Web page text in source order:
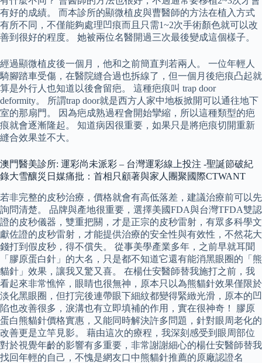
有好的成績。 而本診所的顯微植皮與曹醫師的方法在植入方式
有所不同，不僅能夠處理凹痕而且只需1~2次手術顏色就可以改
善到很好的程度。 她被兩位名醫開過三次最後變成這個樣子。
經過顯微植皮後一個月，他和之前簡直判若兩人。 一位年輕人
騎腳踏車受傷，在醫院縫合過也拆線了，但一個月後疤痕凸起就
算是外行人也知道以後會留疤。 這種疤痕叫 trap door
deformity。 所謂trap door就是西方人家中地板掀開可以通往地下
室的那扇門。 因為疤成熟過程會開始攣縮，所以這種類型的疤
痕就會逐漸隆起。 知道病因很重要，如果只是將疤痕切開重新
縫合效果並不大。
澳門醫美診所: 運彩尚未派彩 – 台灣運彩線上投注 -聖誕節破紀
錄大雪釀災日媒痛批：首相只顧著與家人團聚國際CTWANT
若非完整的皮秒治療，價格就會有高低落差，建議治療前可以先
詢問清楚。 品牌與產地很重要，選擇美國FDA與台灣TFDA雙認
證的皮秒儀器，雙重把關，才是正宗的皮秒雷射，有眾多科學文
獻佐證的皮秒雷射，才能提供治療的安全性與有效性，不然花大
錢打到假皮秒，得不償失。 從事美學產業多年，之前早就耳聞
「膠原蛋白針」的大名，只是都不知道它還有能消黑眼圈的「熊
貓針」效果，讓我又驚又喜。 在楊仕安醫師替我施打之前，我
看起來非常憔悴，眼睛也很無神，原本只以為熊貓針效果僅限於
淡化黑眼圈，但打完後連帶眼下細紋都變得緊緻光滑，原本的凹
陷也改善很多，淚溝也有立即填補的作用，實在很神奇！ 膠原
蛋白熊貓針價格實惠，又能同時解決許多問題，針對眼周老化的
改善更是立竿見影。 藉由這次的療程，我深刻感受到眼周部位
對於視覺年齡的影響有多重要，非常謝謝細心的楊仕安醫師替我
找回年輕的自己，不愧是網友口中熊貓針推薦的原廠認證名